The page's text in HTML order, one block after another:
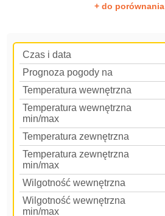
+ do porównania
Czas i data
Prognoza pogody na
Temperatura wewnętrzna
Temperatura wewnętrzna
min/max
Temperatura zewnętrzna
Temperatura zewnętrzna
min/max
Wilgotność wewnętrzna
Wilgotność wewnętrzna
min/max